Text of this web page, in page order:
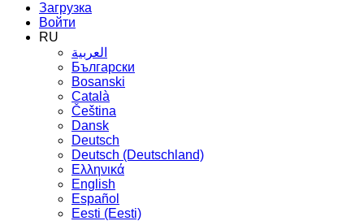
Загрузка
Войти
RU
العربية
Български
Bosanski
Сatalà
Čeština
Dansk
Deutsch
Deutsch (Deutschland)
Ελληνικά
English
Español
Eesti (Eesti)